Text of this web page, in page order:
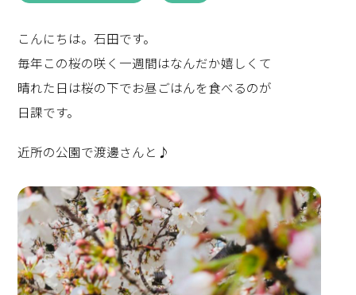
こんにちは。石田です。
毎年この桜の咲く一週間はなんだか嬉しくて
晴れた日は桜の下でお昼ごはんを食べるのが
日課です。
近所の公園で渡邊さんと♪